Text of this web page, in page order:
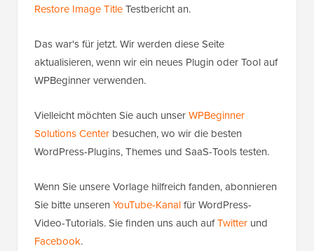
Restore Image TitleTestbericht an.
Das war's für jetzt. Wir werden diese Seite
aktualisieren, wenn wir ein neues Plugin oder Tool auf
WPBeginner verwenden.
Vielleicht möchten Sie auch unserWPBeginner
Solutions Center besuchen, wo wir die besten
WordPress-Plugins, Themes und SaaS-Tools testen.
Wenn Sie unsere Vorlage hilfreich fanden, abonnieren
Sie bitte unseren YouTube-Kanalfür WordPress-
Video-Tutorials. Sie finden uns auch aufTwitter und
Facebook.